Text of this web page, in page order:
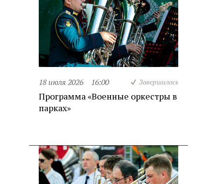
18 июля 2026 16:00 Завершилось
Программа «Военные оркестры в
парках»